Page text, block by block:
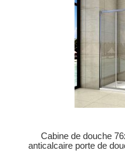
Cabine de douche
anticalcaire porte de